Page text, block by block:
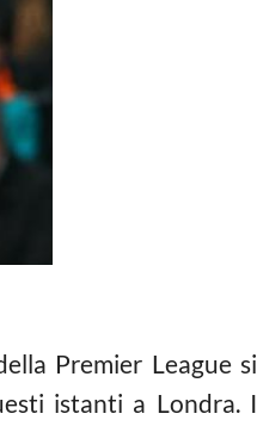
Premier League si
istanti a Londra. I